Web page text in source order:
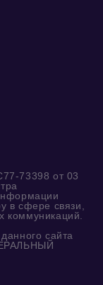
73398 от 03
в сфере связи,
коммуникаций.
сайта